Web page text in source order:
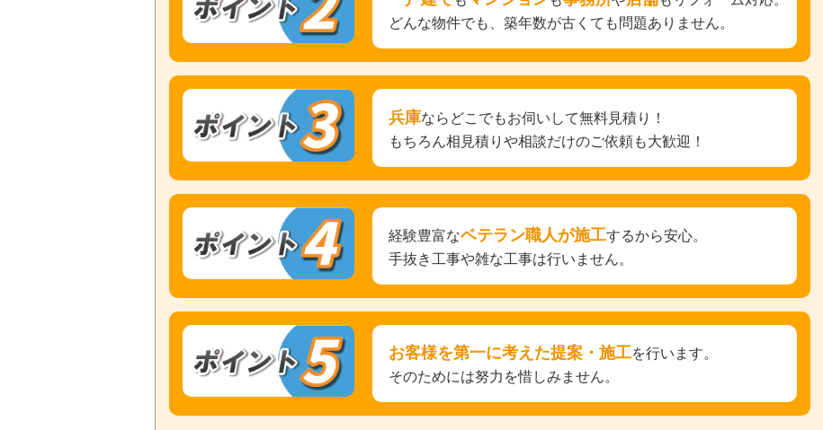
どんな物件でも、築年数が古くても問題ありません。
兵庫ならどこでもお伺いして無料見積り！
もちろん相見積りや相談だけのご依頼も大歓迎！
経験豊富なベテラン職人が施工するから安心。
手抜き工事や雑な工事は行いません。
お客様を第一に考えた提案・施工を行います。
そのためには努力を惜しみません。